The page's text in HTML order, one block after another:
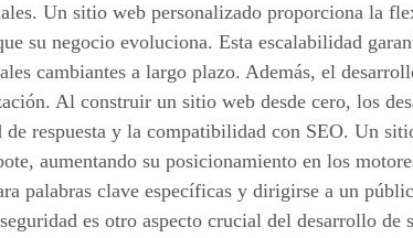
Un sitio web personalizado proporciona la
su negocio evoluciona. Esta escalabilidad
cambiantes a largo plazo. Además, el
Al construir un sitio web desde cero, los
de respuesta y la compatibilidad con SEO. Un
aumentando su posicionamiento en los
palabras clave específicas y dirigirse a un
es otro aspecto crucial del desarrollo de